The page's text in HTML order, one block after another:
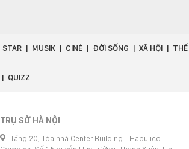
STAR MUSIK CINÉ ĐỜI SỐNG XÃ HỘI
QUIZZ
TRỤ SỞ HÀ NỘI
Tầng 20, Tòa nhà Center Building - Hapulico